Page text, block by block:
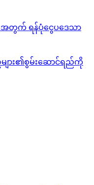
အတွက် ရန်ပုံငွေပဒေသာ
ား၏စွမ်းဆောင်ရည်ကို